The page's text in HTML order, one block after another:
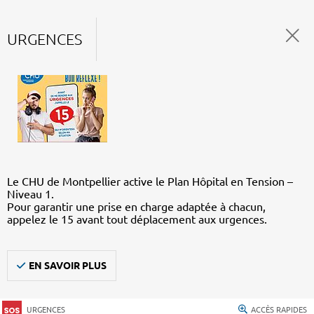
URGENCES
Le CHU de Montpellier active le Plan Hôpital en Tension –
Niveau 1.
Pour garantir une prise en charge adaptée à chacun,
appelez le 15 avant tout déplacement aux urgences.
EN SAVOIR PLUS
URGENCES ACCÈS RAPIDES